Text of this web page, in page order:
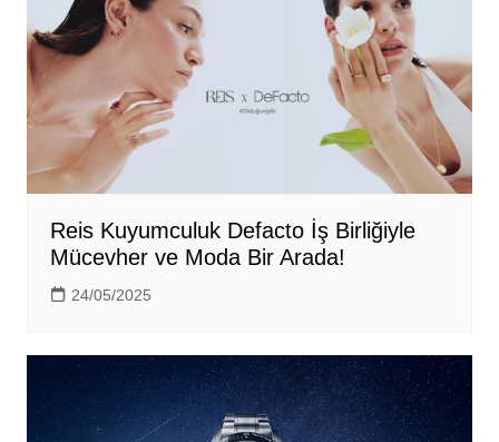
Reis Kuyumculuk Defacto İş Birliğiyle
Mücevher ve Moda Bir Arada!
24/05/2025